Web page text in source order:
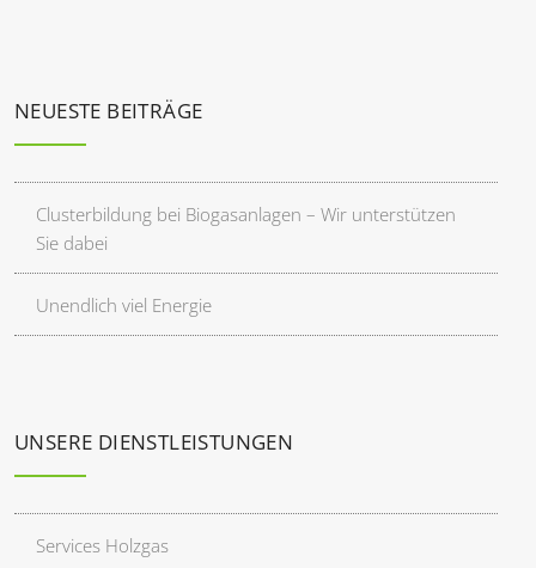
NEUESTE BEITRÄGE
Clusterbildung bei Biogasanlagen – Wir unterstützen
Sie dabei
Unendlich viel Energie
UNSERE DIENSTLEISTUNGEN
Services Holzgas